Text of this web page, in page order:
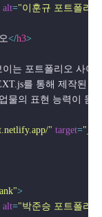
alt="이훈규 포트폴리
</h3>
보이는 포트폴리오 사이
를 통해 제작된
작업물의 표현 능력이
" target=
>
alt="박준승 포트폴리